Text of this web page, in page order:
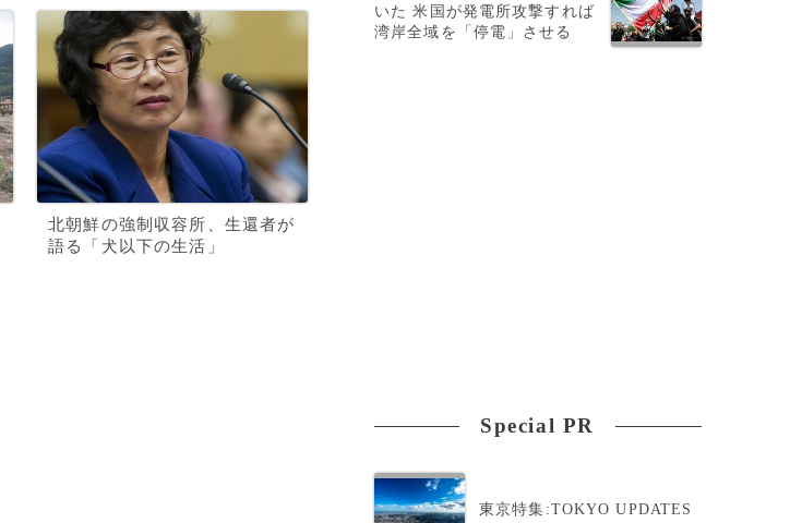
北朝鮮の強制収容所、生還者が
語る「犬以下の生活」
いた 米国が発電所攻撃すれば
湾岸全域を「停電」させる
Special PR
東京特集:TOKYO UPDATES